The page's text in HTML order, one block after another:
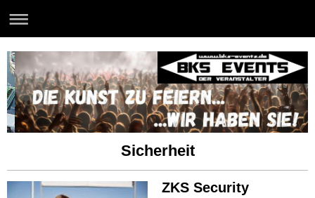
Sicherheit
ZKS Security